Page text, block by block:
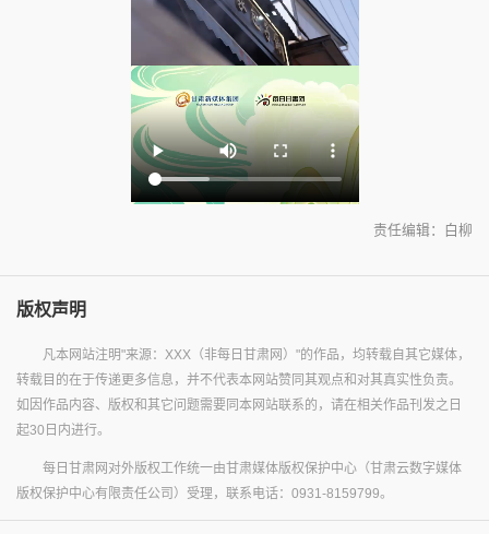
责任编辑：白柳
版权声明
凡本网站注明"来源：XXX（非每日甘肃网）"的作品，均转载自其它媒体，
转载目的在于传递更多信息，并不代表本网站赞同其观点和对其真实性负责。
如因作品内容、版权和其它问题需要同本网站联系的，请在相关作品刊发之日
起30日内进行。
每日甘肃网对外版权工作统一由甘肃媒体版权保护中心（甘肃云数字媒体
版权保护中心有限责任公司）受理，联系电话：0931-8159799。